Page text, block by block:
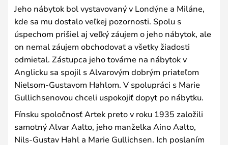
Jeho nábytok bol vystavovaný v Londýne a Miláne,
kde sa mu dostalo veľkej pozornosti. Spolu s
úspechom prišiel aj veľký záujem o jeho nábytok, ale
on nemal záujem obchodovať a všetky žiadosti
odmietal. Zástupca jeho továrne na nábytok v
Anglicku sa spojil s Alvarovým dobrým priateľom
Nielsom-Gustavom Hahlom. V spolupráci s Marie
Gullichsenovou chceli uspokojiť dopyt po nábytku.
Fínsku spoločnosť Artek preto v roku 1935 založili
samotný Alvar Aalto, jeho manželka Aino Aalto,
Nils-Gustav Hahl a Marie Gullichsen. Ich poslaním